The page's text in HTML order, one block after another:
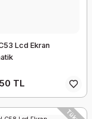
Lcd Ekran
TL